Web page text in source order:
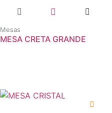
Mesas
MESA CRETA GRANDE